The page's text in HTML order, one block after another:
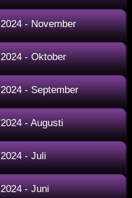
2024 - November
2024 - Oktober
2024 - September
2024 - Augusti
2024 - Juli
2024 - Juni